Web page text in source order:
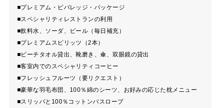
■プレミアム・ビバレッジ・パッケージ
■スペシャリティレストランの利用
■飲料水、ソーダ、ビール（毎日補充）
■プレミアムスピリッツ（2本）
■ビーチタオル貸出、靴磨き、傘、双眼鏡の貸出
■客室内でのスペシャリティコーヒー
■フレッシュフルーツ（要リクエスト）
■豪華な羽毛布団、100％綿のシーツ、お好みの応じた枕メニュー
■スリッパと100％コットンバスローブ